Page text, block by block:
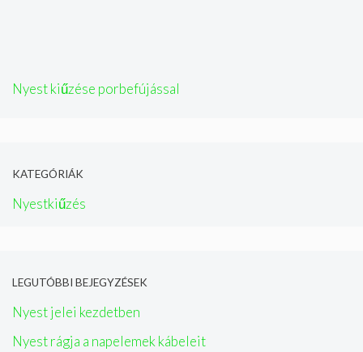
Nyest kiűzése porbefújással
KATEGÓRIÁK
Nyestkiűzés
LEGUTÓBBI BEJEGYZÉSEK
Nyest jelei kezdetben
Nyest rágja a napelemek kábeleit